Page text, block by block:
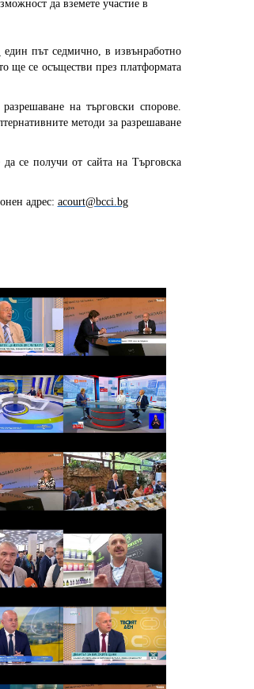
да вземете участие в
един път седмично, в извънработно
ще се осъществи през платформата
на търговски спорове.
методи за разрешаване
се получи от сайта на Търговска
адрес: acourt@bcci.bg